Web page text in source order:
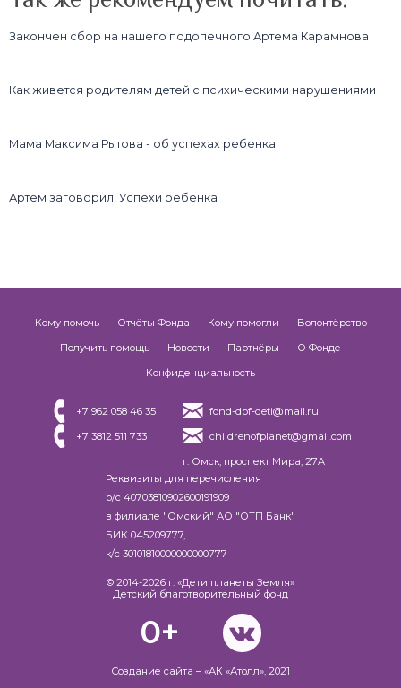
Закончен сбор на нашего подопечного Артема Карамнова
Как живется родителям детей с психическими нарушениями
Мама Максима Рытова - об успехах ребенка
Артем заговорил! Успехи ребенка
Кому помочь Отчёты Фонда Кому помогли
Волонтёрство
Получить помощь
Новости Партнёры
О Фонде
Конфиденциальность
+7 962 058 46 35
+7 3812 511 733
fond-dbf-deti@mail.ru
childrenofplanet@gmail.com
г. Омск, проспект Мира, 27A
Реквизиты для перечисления
р/с 40703810902600191909
в филиале "Омский" АО "ОТП Банк"
БИК 045209777,
к/с 30101810000000000777
© 2014-2026 г. «Дети планеты Земля»
Детский благотворительный фонд
0+
Создание сайта – «АК «Атолл», 2021